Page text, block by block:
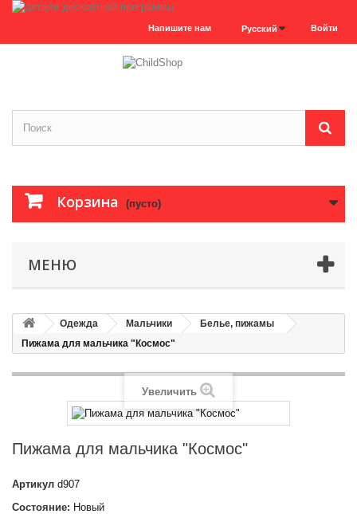
Войти
Русский
Напишите нам
Корзина (пусто)
МЕНЮ
Одежда Мальчики
Белье, пижамы
Пижама для мальчика "Космос"
Увеличить
Пижама для мальчика "Космос"
Артикул d907
Состояние: Новый